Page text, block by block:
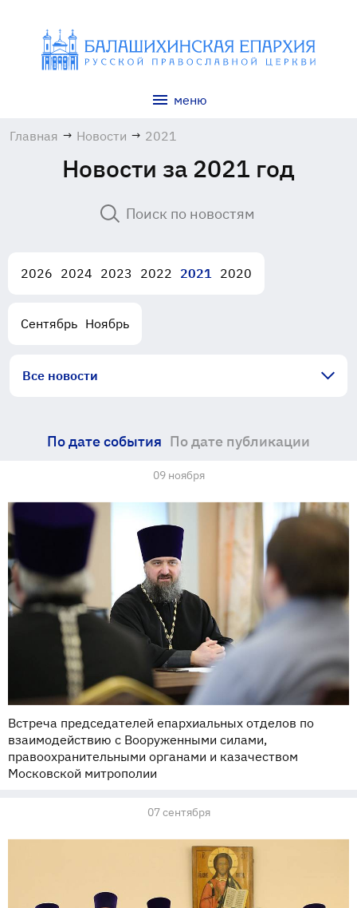
меню
Главная → Новости → 2021
Новости за 2021 год
2026 2024 2023 2022 2021 2020
Сентябрь Ноябрь
Все новости
По дате события По дате публикации
09 ноября
Встреча председателей епархиальных отделов по
взаимодействию с Вооруженными силами,
правоохранительными органами и казачеством
Московской митрополии
07 сентября